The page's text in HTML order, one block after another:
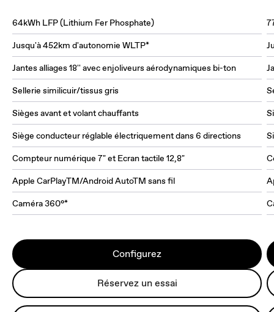
64kWh LFP (Lithium Fer Phosphate)
Jusqu'à 452km d'autonomie WLTP*
Jantes alliages 18'' avec enjoliveurs aérodynamiques bi-ton
Sellerie similicuir/tissus gris
Sièges avant et volant chauffants
Siège conducteur réglable électriquement dans 6 directions
Compteur numérique 7" et Ecran tactile 12,8"
Apple CarPlayTM/Android AutoTM sans fil
Caméra 360°*
Configurez
Réservez un essai